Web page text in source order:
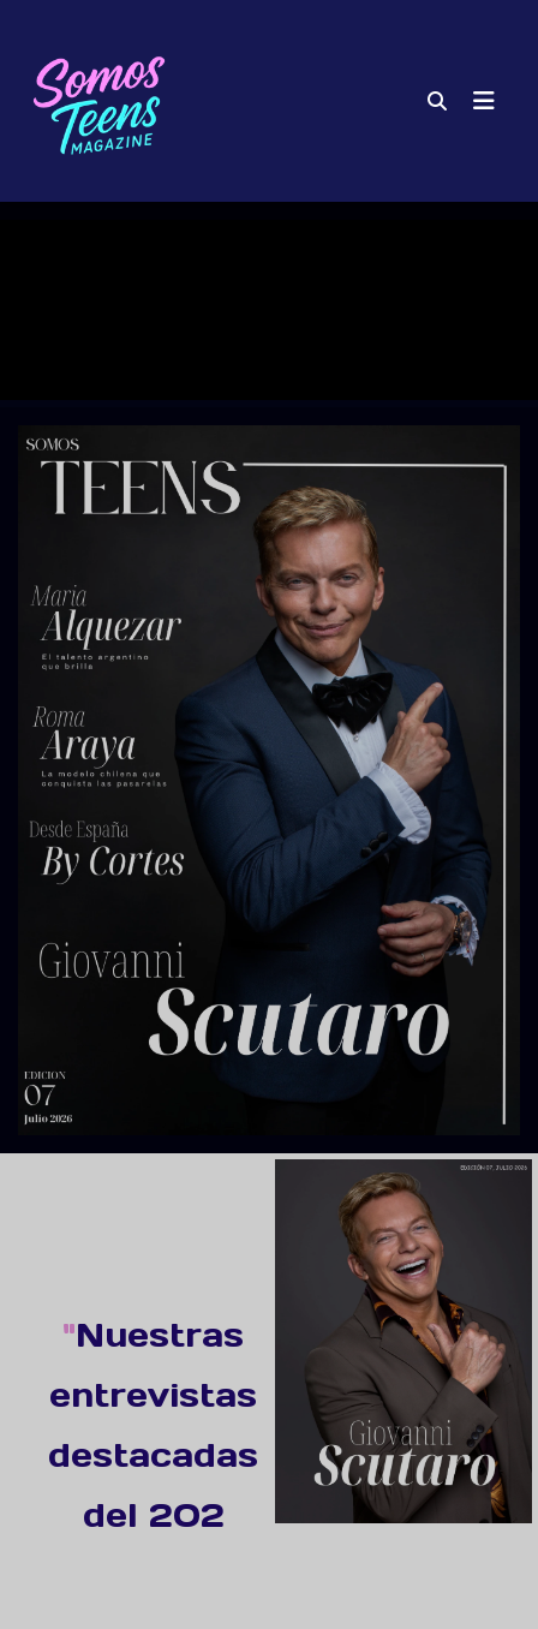
"Nuestras
entrevistas
destacadas
del 2026